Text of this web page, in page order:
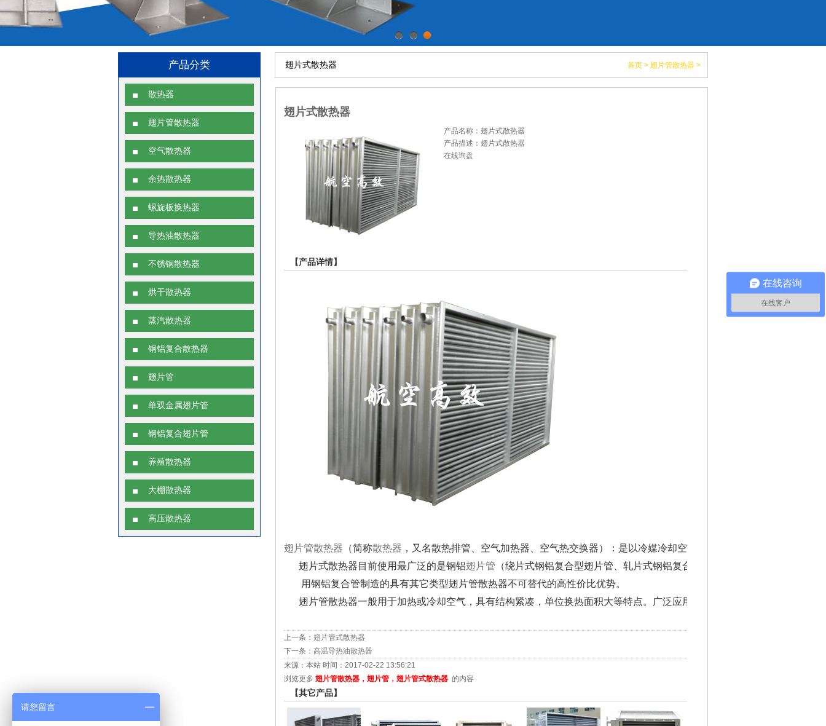
产品分类
散热器
翅片管散热器
空气散热器
余热散热器
螺旋板换热器
导热油散热器
不锈钢散热器
烘干散热器
蒸汽散热器
钢铝复合散热器
翅片管
单双金属翅片管
钢铝复合翅片管
养殖散热器
大棚散热器
高压散热器
翅片式散热器 首页 > 翅片管散热器 >
翅片式散热器
产品名称：翅片式散热器
产品描述：翅片式散热器
在线询盘
【产品详情】
翅片管散热器 （简称散热器 ，又名散热排管、空气加热器、空气热交换器）：是以冷媒冷却空气，或以热媒加热空气，或
      翅片式散热器目前使用最广泛的是钢铝
翅片管 （绕片式钢铝复合型翅片管、轧片式钢铝复合型翅片管）它利用了钢管的
       用钢铝复合管制造的具有其它类型翅片管散热器不可替代的高性价比优势。
翅片管散热器一般用于加热或冷却空气，具有结构紧凑，单位换热面积大等特点。广泛应用于纺织，印染，石油，化工
上一条： 翅片管式散热器
下一条： 高温导热油散热器
来源：本站 时间：2017-02-22 13:56:21
浏览更多 翅片管散热器，翅片管，翅片管式散热器的内容
【其它产品】
在线咨询
在线客户
请您留言